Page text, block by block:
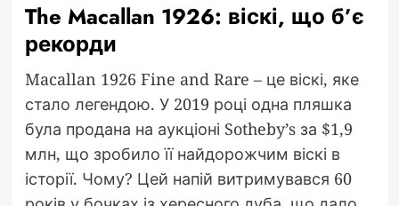
The Macallan 1926: віскі, що б’є
рекорди
Macallan 1926 Fine and Rare – це віскі, яке
стало легендою. У 2019 році одна пляшка
була продана на аукціоні Sotheby’s за $1,9
млн, що зробило її найдорожчим віскі в
історії. Чому? Цей напій витримувався 60